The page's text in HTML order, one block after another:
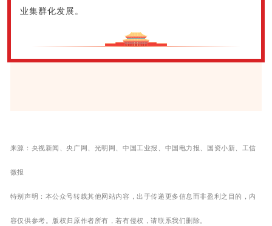
业集群化发展。
来源： 央视新闻、央广网、光明网、中国工业报、中国电力报、国资小新、工信
微报
特别声明：本公众号转载其他网站内容，出于传递更多信息而非盈利之目的，内
容仅供参考。版权归原作者所有，若有侵权，请联系我们删除。